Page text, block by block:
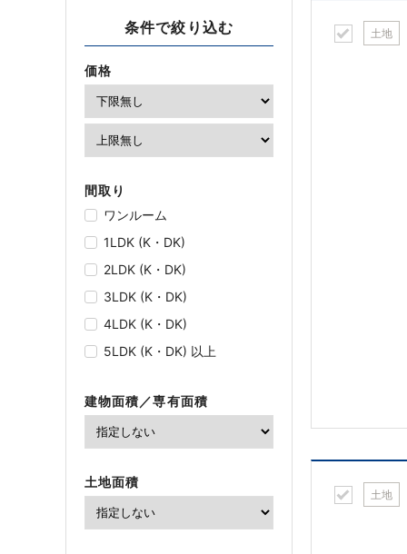
条件で絞り込む
価格
間取り
ワンルーム
1LDK (K・DK)
2LDK (K・DK)
3LDK (K・DK)
4LDK (K・DK)
5LDK (K・DK) 以上
建物面積／専有面積
土地面積
土地
土地